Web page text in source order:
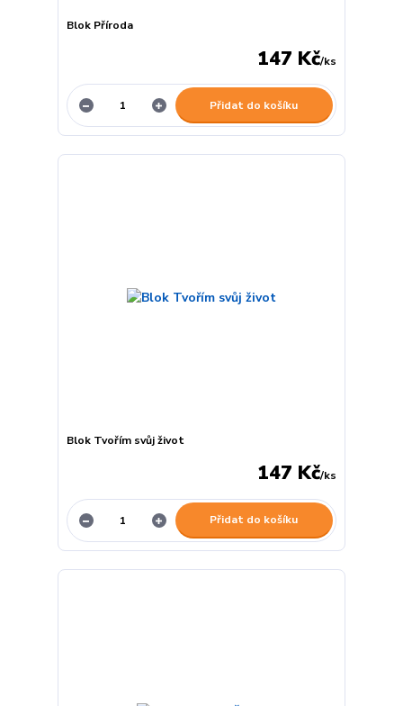
Blok Příroda
147 Kč/ks
Přidat do košíku
Blok Tvořím svůj život
147 Kč/ks
Přidat do košíku